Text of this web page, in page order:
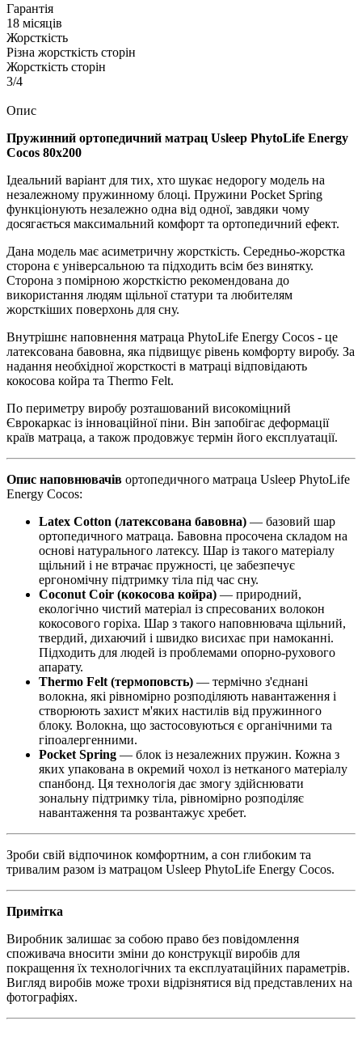
Гарантія
18 місяців
Жорсткість
Різна жорсткість сторін
Жорсткість сторін
3/4
Опис
Пружинний ортопедичний матрац Usleep PhytoLife Energy
Cocos 80х200
Ідеальний варіант для тих, хто шукає недорогу модель на
незалежному пружинному блоці. Пружини Pocket Spring
функціонують незалежно одна від одної, завдяки чому
досягається максимальний комфорт та ортопедичний ефект.
Дана модель має асиметричну жорсткість. Середньо-жорстка
сторона є універсальною та підходить всім без винятку.
Сторона з помірною жорсткістю рекомендована до
використання людям щільної статури та любителям
жорсткіших поверхонь для сну.
Внутрішнє наповнення матраца PhytoLife Energy Cocos - це
латексована бавовна, яка підвищує рівень комфорту виробу. За
надання необхідної жорсткості в матраці відповідають
кокосова койра та Thermo Felt.
По периметру виробу розташований високоміцний
Єврокаркас із інноваційної піни. Він запобігає деформації
країв матраца, а також продовжує термін його експлуатації.
Опис наповнювачів ортопедичного матраца Usleep PhytoLife
Energy Cocos:
Latex Cotton (латексована бавовна) — базовий шар
ортопедичного матраца. Бавовна просочена складом на
основі натурального латексу. Шар із такого матеріалу
щільний і не втрачає пружності, це забезпечує
ергономічну підтримку тіла під час сну.
Coconut Coir (кокосова койра) — природний,
екологічно чистий матеріал із спресованих волокон
кокосового горіха. Шар з такого наповнювача щільний,
твердий, дихаючий і швидко висихає при намоканні.
Підходить для людей із проблемами опорно-рухового
апарату.
Thermo Felt (термоповсть) — термічно з'єднані
волокна, які рівномірно розподіляють навантаження і
створюють захист м'яких настилів від пружинного
блоку. Волокна, що застосовуються є органічними та
гіпоалергенними.
Pocket Spring — блок із незалежних пружин. Кожна з
яких упакована в окремий чохол із нетканого матеріалу
спанбонд. Ця технологія дає змогу здійснювати
зональну підтримку тіла, рівномірно розподіляє
навантаження та розвантажує хребет.
Зроби свій відпочинок комфортним, а сон глибоким та
тривалим разом із матрацом Usleep PhytoLife Energy Cocos.
Примітка
Виробник залишає за собою право без повідомлення
споживача вносити зміни до конструкції виробів для
покращення їх технологічних та експлуатаційних параметрів.
Вигляд виробів може трохи відрізнятися від представлених на
фотографіях.